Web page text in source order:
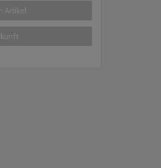
Artikel